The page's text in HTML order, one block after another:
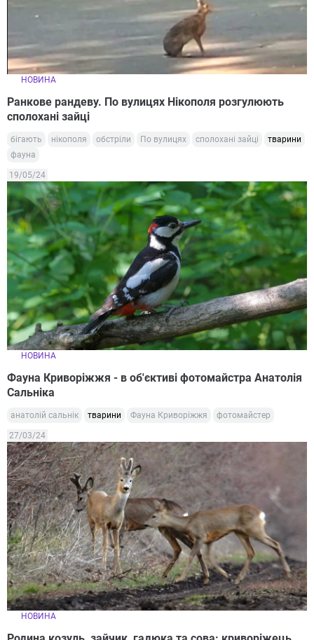
НОВИНА
Ранкове рандеву. По вулицях Нікополя розгулюють
сполохані зайці
бігають нікополя обстріли По вулицях сполохані зайці
тварини
фауна
19/05/24
НОВИНА
Фауна Криворіжжя - в об'єктиві фотомайстра Анатолія
Сальніка
анатолій сальнік тварини Фауна Криворіжжя фотомайстер
27/03/24
НОВИНА